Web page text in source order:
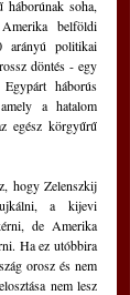
háborúnak soha,
belföldi
arányú politikai
döntés - egy
háborús
a hatalom
egész körgyűrű
hogy Zelenszkij
a kijevi
de Amerika
Ha ez utóbbira
orosz és nem
nem lesz